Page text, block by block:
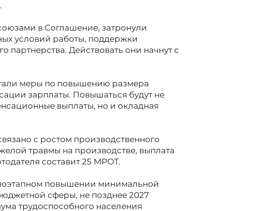
в Соглашение, затронули
условий работы, поддержки
партнерства. Действовать они начнут с
меры по повышению размера
зарплаты. Повышаться будут не
выплаты, но и окладная
с ростом производственного
травмы на производстве, выплата
составит 25 МРОТ.
повышении минимальной
сферы, не позднее 2027
трудоспособного населения